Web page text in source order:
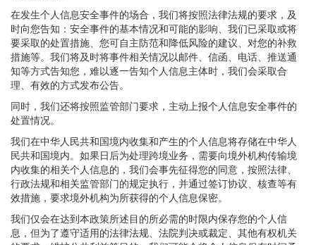
在发生个人信息安全事件的场合，我们将按照法律法规的要求，及
时向您告知：安全事件的基本情况和可能的影响、我们已采取或将
要采取的处置措施、您可自主防范和降低风险的建议、对您的补救
措施等。我们将及时将事件相关情况以邮件、信函、电话、推送通
知等方式告知您，难以逐一告知个人信息主体时，我们会采取合
理、有效的方式发布公告。
同时，我们还将按照监管部门要求，主动上报个人信息安全事件的
处置情况。
我们在中华人民共和国境内收集和产生的个人信息将存储在中华人
民共和国境内。如果日后为处理跨境业务，需要向境外机构传输境
内收集的相关个人信息的，我们会事先征得您的同意，按照法律、
行政法规和相关监管部门的规定执行，并通过签订协议、核查等有
效措施，要求境外机构为所获得的个人信息保密。
我们仅会在达到本政策所述目的所必需的时限内保存您的个人信
息，但为了遵守适用的法律法规、法院判决或裁定、其他有权机关